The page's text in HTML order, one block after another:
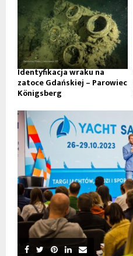
Identyfikacja wraku na
zatoce Gdańskiej – Parowiec
Königsberg